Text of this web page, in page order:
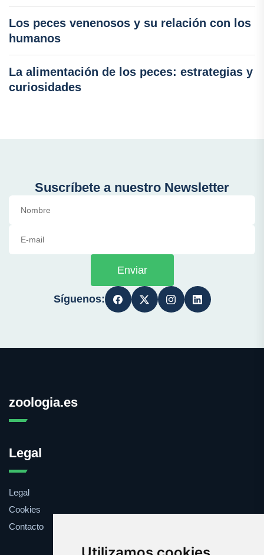
Los peces venenosos y su relación con los
humanos
La alimentación de los peces: estrategias y
curiosidades
Suscríbete a nuestro Newsletter
Enviar
Síguenos:
zoologia.es
Legal
Legal
Cookies
Contacto